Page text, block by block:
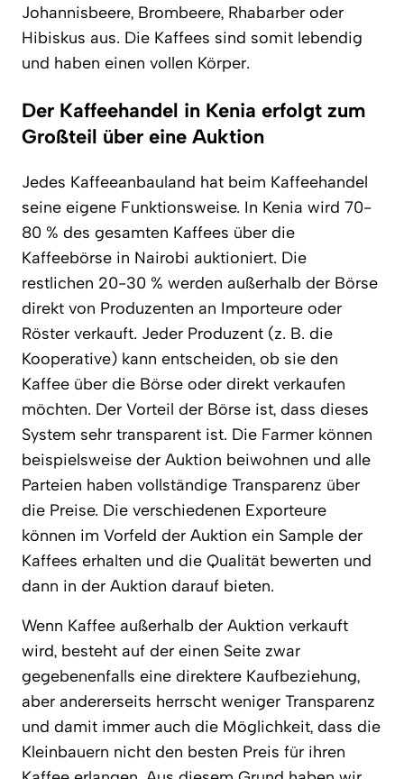
Johannisbeere, Brombeere, Rhabarber oder
Hibiskus aus. Die Kaffees sind somit lebendig
und haben einen vollen Körper.
Der Kaffeehandel in Kenia erfolgt zum
Großteil über eine Auktion
Jedes Kaffeeanbauland hat beim Kaffeehandel
seine eigene Funktionsweise. In Kenia wird 70-
80 % des gesamten Kaffees über die
Kaffeebörse in Nairobi auktioniert. Die
restlichen 20-30 % werden außerhalb der Börse
direkt von Produzenten an Importeure oder
Röster verkauft. Jeder Produzent (z. B. die
Kooperative) kann entscheiden, ob sie den
Kaffee über die Börse oder direkt verkaufen
möchten. Der Vorteil der Börse ist, dass dieses
System sehr transparent ist. Die Farmer können
beispielsweise der Auktion beiwohnen und alle
Parteien haben vollständige Transparenz über
die Preise. Die verschiedenen Exporteure
können im Vorfeld der Auktion ein Sample der
Kaffees erhalten und die Qualität bewerten und
dann in der Auktion darauf bieten.
Wenn Kaffee außerhalb der Auktion verkauft
wird, besteht auf der einen Seite zwar
gegebenenfalls eine direktere Kaufbeziehung,
aber andererseits herrscht weniger Transparenz
und damit immer auch die Möglichkeit, dass die
Kleinbauern nicht den besten Preis für ihren